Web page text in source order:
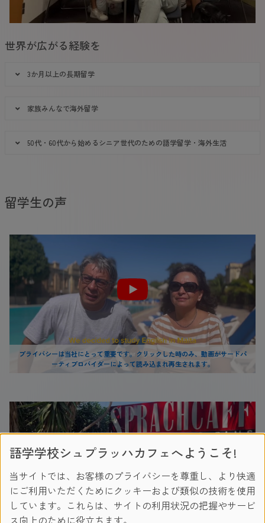
世界が広がる経験を
3か月以上の長期留学
家族みんなで海外留学
50代・60代から始めるシニア世代のための語学留学・海外生活
留学生の声
プライバシーは当社にとって重要です。クリックした時のみ、動画がサードパ
ーティプロバイダーによって読み込まれ再生されます。
プライバシーは当社にとって重要です。クリックした時のみ、動画がサードパ
語学学校シュプラッハカフェへようこそ!
当サイトでは、お客様のプライバシーを尊重し、より快適
にご利用いただくためにクッキーおよび類似の技術を使用
しています。これらは、サイトの利用状況の把握やサービ
ス向上のために役立ちます。